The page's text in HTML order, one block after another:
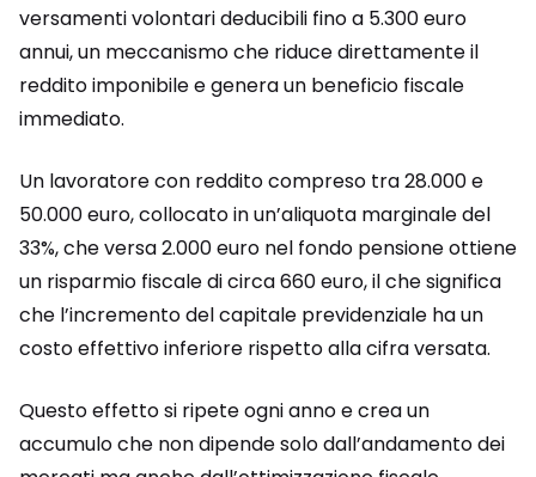
versamenti volontari deducibili fino a 5.300 euro
annui, un meccanismo che riduce direttamente il
reddito imponibile e genera un beneficio fiscale
immediato.
Un lavoratore con reddito compreso tra 28.000 e
50.000 euro, collocato in un’aliquota marginale del
33%, che versa 2.000 euro nel fondo pensione ottiene
un risparmio fiscale di circa 660 euro, il che significa
che l’incremento del capitale previdenziale ha un
costo effettivo inferiore rispetto alla cifra versata.
Questo effetto si ripete ogni anno e crea un
accumulo che non dipende solo dall’andamento dei